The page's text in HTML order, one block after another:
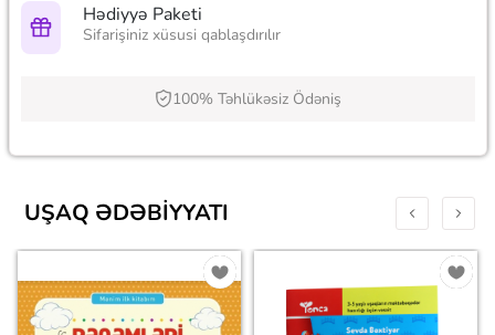
Hədiyyə Paketi
Sifarişiniz xüsusi qablaşdırılır
100% Təhlükəsiz Ödəniş
UŞAQ ƏDƏBIYYATI